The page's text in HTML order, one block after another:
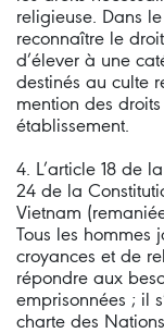
religieuse. Dans
reconnaître le
d’élever à une
destinés au culte
mention des
établissement.
4. L’article 18 de
24 de la
Vietnam
Tous les hommes
croyances et de
répondre aux
emprisonnées ; il
charte des